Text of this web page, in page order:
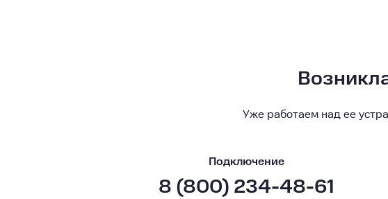
Уже работаем над ее
Подключение
8 (800) 234-48-61